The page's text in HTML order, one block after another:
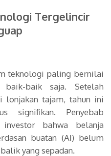
Tergelincir
teknologi paling bernilai
baik saja. Setelah
lonjakan tajam, tahun ini
signifikan. Penyebab
investor bahwa belanja
buatan (AI) belum
yang sepadan.